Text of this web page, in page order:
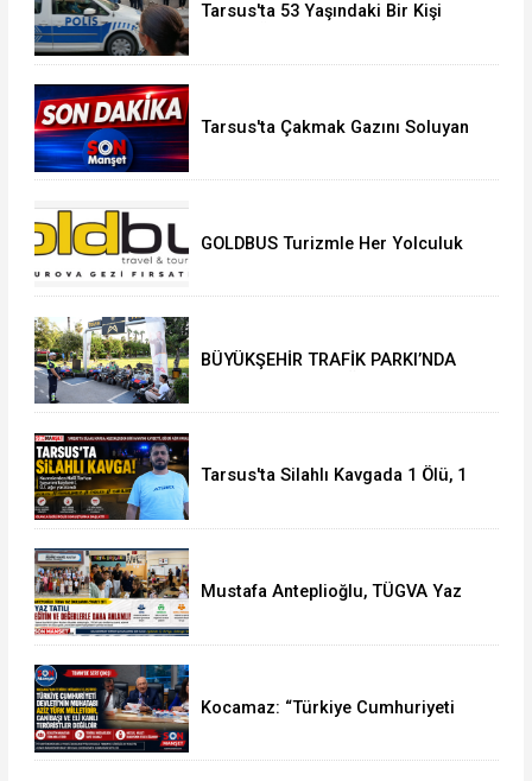
Tarsus'ta 53 Yaşındaki Bir Kişi
Tarsus'ta Çakmak Gazını Soluyan
GOLDBUS Turizmle Her Yolculuk
BÜYÜKŞEHİR TRAFİK PARKI’NDA
Tarsus'ta Silahlı Kavgada 1 Ölü, 1
Mustafa Anteplioğlu, TÜGVA Yaz
Kocamaz: “Türkiye Cumhuriyeti